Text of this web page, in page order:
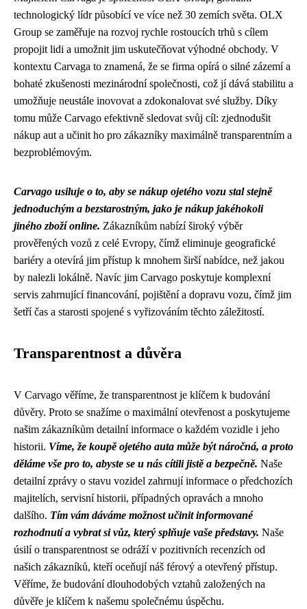
technologický lídr působící ve více než 30 zemích světa. OLX
Group se zaměřuje na rozvoj rychle rostoucích trhů s cílem
propojit lidi a umožnit jim uskutečňovat výhodné obchody. V
kontextu Carvaga to znamená, že se firma opírá o silné zázemí a
bohaté zkušenosti mezinárodní společnosti, což jí dává stabilitu a
umožňuje neustále inovovat a zdokonalovat své služby. Díky
tomu může Carvago efektivně sledovat svůj cíl: zjednodušit
nákup aut a učinit ho pro zákazníky maximálně transparentním a
bezproblémovým.
Carvago usiluje o to, aby se nákup ojetého vozu stal stejně
jednoduchým a bezstarostným, jako je nákup jakéhokoli
jiného zboží online. Zákazníkům nabízí široký výběr
prověřených vozů z celé Evropy, čímž eliminuje geografické
bariéry a otevírá jim přístup k mnohem širší nabídce, než jakou
by nalezli lokálně. Navíc jim Carvago poskytuje komplexní
servis zahrnující financování, pojištění a dopravu vozu, čímž jim
šetří čas a starosti spojené s vyřizováním těchto záležitostí.
Transparentnost a důvěra
V Carvago věříme, že transparentnost je klíčem k budování
důvěry. Proto se snažíme o maximální otevřenost a poskytujeme
našim zákazníkům detailní informace o každém vozidle i jeho
historii. Víme, že koupě ojetého auta může být náročná, a proto
děláme vše pro to, abyste se u nás cítili jistě a bezpečně. Naše
detailní zprávy o stavu vozidel zahrnují informace o předchozích
majitelích, servisní historii, případných opravách a mnoho
dalšího. Tím vám dáváme možnost učinit informované
rozhodnutí a vybrat si vůz, který splňuje vaše představy. Naše
úsilí o transparentnost se odráží v pozitivních recenzích od
našich zákazníků, kteří oceňují náš férový a otevřený přístup.
Věříme, že budování dlouhodobých vztahů založených na
důvěře je klíčem k našemu společnému úspěchu.